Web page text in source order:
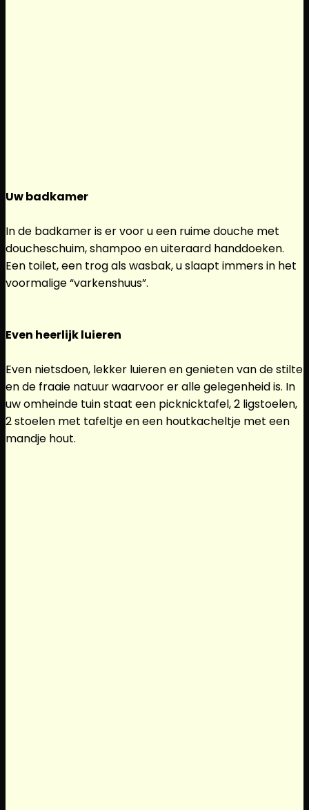
Uw badkamer
In de badkamer is er voor u een ruime douche met
doucheschuim, shampoo en uiteraard handdoeken.
Een toilet, een trog als wasbak, u slaapt immers in het
voormalige “varkenshuus”.
Even heerlijk luieren
Even nietsdoen, lekker luieren en genieten van de stilte
en de fraaie natuur waarvoor er alle gelegenheid is. In
uw omheinde tuin staat een picknicktafel, 2 ligstoelen,
2 stoelen met tafeltje en een houtkacheltje met een
mandje hout.